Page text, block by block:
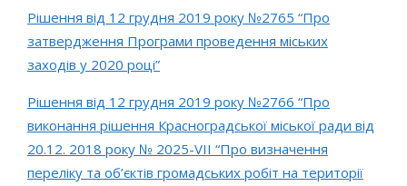
Рішення від 12 грудня 2019 року №2765 “Про
затвердження Програми проведення міських
заходів у 2020 році”
Рішення від 12 грудня 2019 року №2766 “Про
виконання рішення Красноградської міської ради від
20.12. 2018 року № 2025-VIІ “Про визначення
переліку та об’єктів громадських робіт на території